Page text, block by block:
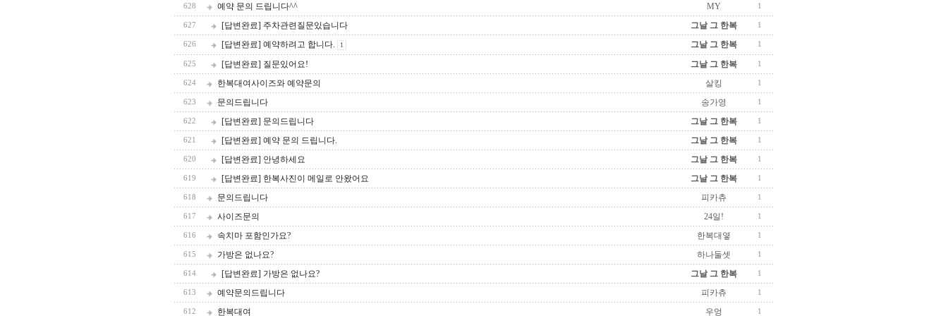
628 예약 문의 드립니다^^ MY 1
627 [답변완료] 주차관련질문있습니다 그날 그 한복 1
626 [답변완료] 예약하려고 합니다. 1 그날 그 한복 1
625 [답변완료] 질문있어요! 그날 그 한복 1
624 한복대여사이즈와 예약문의 살킹 1
623 문의드립니다 송가영 1
622 [답변완료] 문의드립니다 그날 그 한복 1
621 [답변완료] 예약 문의 드립니다. 그날 그 한복 1
620 [답변완료] 안녕하세요 그날 그 한복 1
619 [답변완료] 한복사진이 메일로 안왔어요 그날 그 한복 1
618 문의드립니다 피카츄 1
617 사이즈문의 24일! 1
616 속치마 포함인가요? 한복대옇 1
615 가방은 없나요? 하나둘셋 1
614 [답변완료] 가방은 없나요? 그날 그 한복 1
613 예약문의드립니다 피카츄 1
612 한복대여 우엉 1